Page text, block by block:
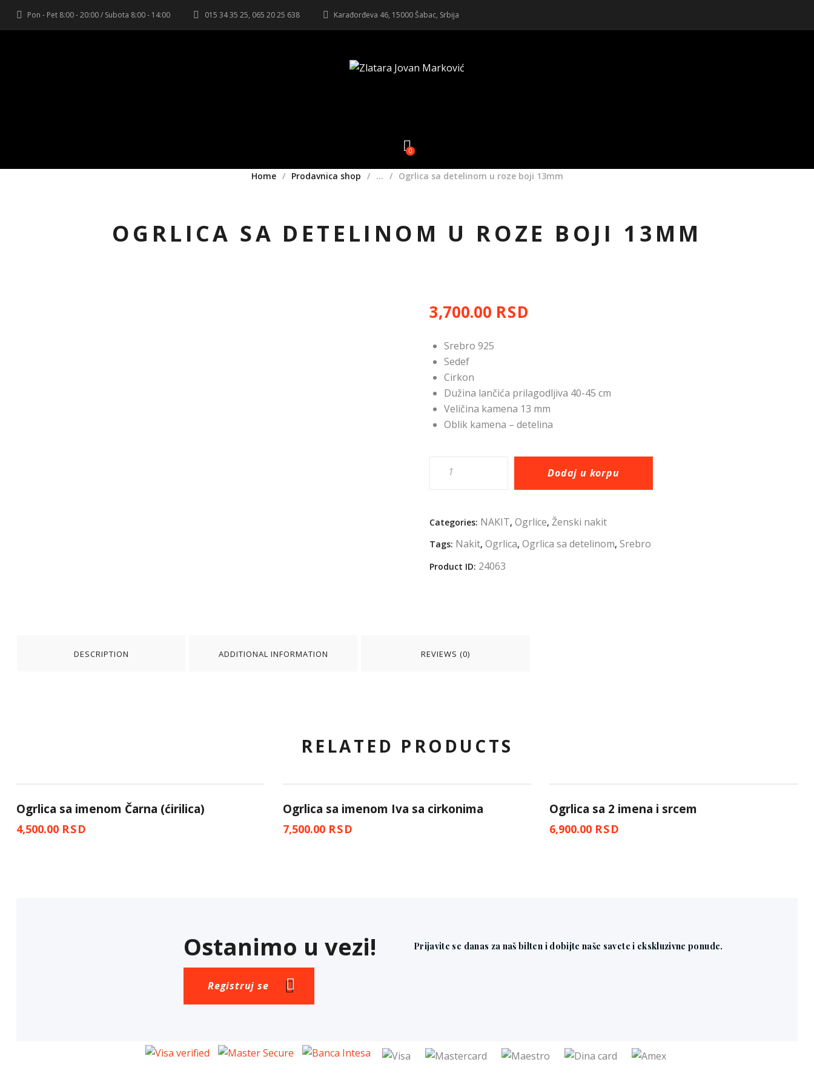
Pon - Pet 8:00 - 20:00 / Subota 8:00 - 14:00 015 34 35 25, 065 20 25 638 Karađorđeva 46, 15000 Šabac, Srbija
0
OGRLICA SA DETELINOM U ROZE BOJI 13MM
Home Prodavnica shop ... Ogrlica sa detelinom u roze boji 13mm
3,700.00 RSD
Srebro 925
Sedef
Cirkon
Dužina lančića prilagodljiva 40-45 cm
Veličina kamena 13 mm
Oblik kamena – detelina
Dodaj u korpu
Categories: NAKIT,Ogrlice, Ženski nakit
Tags: Nakit,Ogrlica,Ogrlica sa detelinom,Srebro
Product ID: 24063
DESCRIPTION ADDITIONAL INFORMATION REVIEWS (0)
RELATED PRODUCTS
Ogrlica sa imenom Čarna (ćirilica)
4,500.00 RSD
Ogrlica sa imenom Iva sa cirkonima
7,500.00 RSD
Ogrlica sa 2 imena i srcem
6,900.00 RSD
Ostanimo u vezi! Prijavite se danas za naš bilten i dobijte naše savete i ekskluzivne ponude.
Registruj se